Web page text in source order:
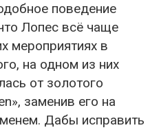
поведение
Лопес всё чаще
мероприятиях в
на одном из них
от золотого
заменив его на
Дабы исправить